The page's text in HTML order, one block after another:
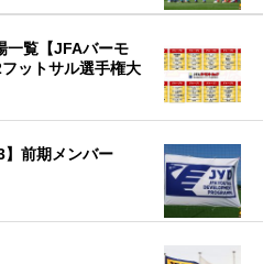
一覧【JFAバーモ
ットサル選手権大
】前期メンバー